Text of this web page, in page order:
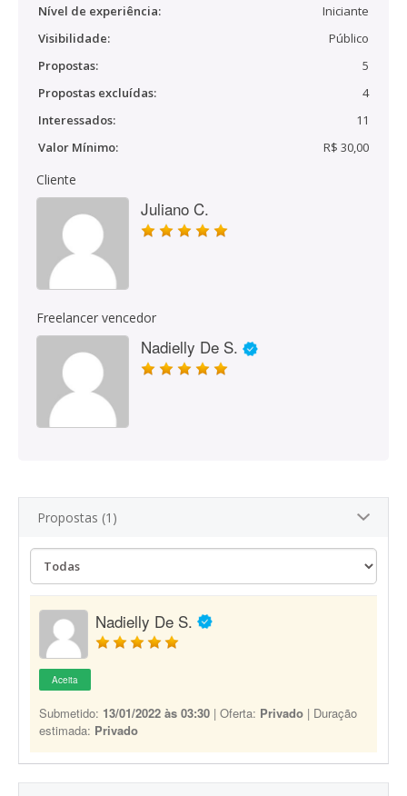
Nível de experiência:
Iniciante
Visibilidade:
Público
Propostas:
5
Propostas excluídas:
4
Interessados:
11
Valor Mínimo:
R$ 30,00
Cliente
Juliano C.
Freelancer vencedor
Nadielly De S.
Propostas (1)
Nadielly De S.
Aceita
Submetido: 13/01/2022 às 03:30 | Oferta: Privado | Duração
estimada: Privado